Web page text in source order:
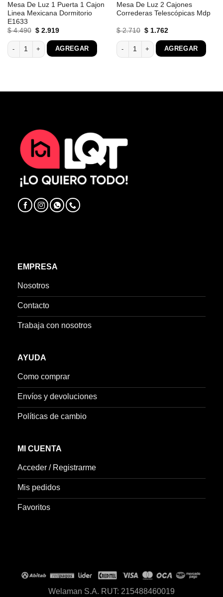
Mesa De Luz 1 Puerta 1 Cajon
Linea Mexicana Dormitorio
E1633
$4.490 El
original
era:
$ 4.490.
$2.919El
es:
$ 2.919.
Mesa De Luz 1 Puerta 1 Cajon Linea Mexicana Dormitorio E1633 cantidad
AGREGAR
Mesa De Luz 2 Cajones
Correderas Telescópicas Mdp
$2.710 El
original
era:
$ 2.710.
$1.762El
es:
$ 1.762.
Mesa De Luz 2 Cajones Correderas
AGREGAR
Patas 100% Madera cantidad
EMPRESA
Nosotros
Contacto
Trabaja con nosotros
AYUDA
Como comprar
Envíos y devoluciones
Políticas de cambio
MI CUENTA
Acceder / Registrarme
Mis pedidos
Favoritos
Welaman S.A. RUT: 215488460019